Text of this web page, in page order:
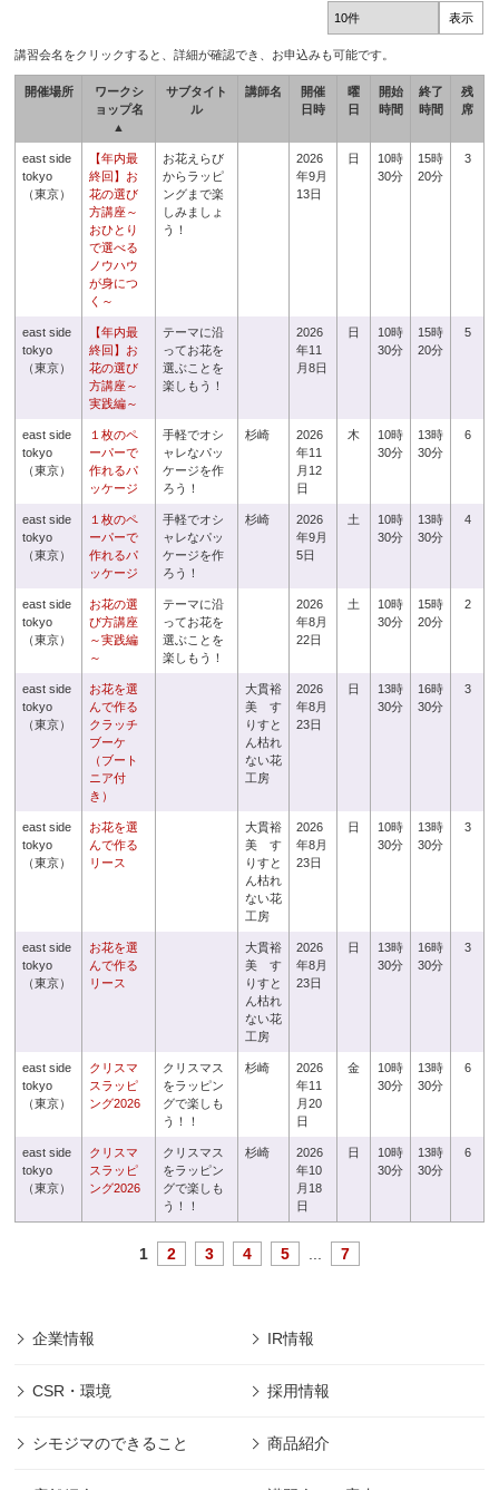
講習会名をクリックすると、詳細が確認でき、お申込みも可能です。
開催場所
ワークシ
ョップ名
▲
サブタイト
ル
講師名
開催
日時
曜
日
開始
時間
終了
時間
残
席
east side
tokyo
（東京）
【年内最
終回】お
花の選び
方講座～
おひとり
で選べる
ノウハウ
が身につ
く～
お花えらび
からラッピ
ングまで楽
しみましょ
う！
2026
年9月
13日
日
10時
30分
15時
20分
3
east side
tokyo
（東京）
【年内最
終回】お
花の選び
方講座～
実践編～
テーマに沿
ってお花を
選ぶことを
楽しもう！
2026
年11
月8日
日
10時
30分
15時
20分
5
east side
tokyo
（東京）
１枚のペ
ーパーで
作れるパ
ッケージ
手軽でオシ
ャレなパッ
ケージを作
ろう！
杉崎
2026
年11
月12
日
木
10時
30分
13時
30分
6
east side
tokyo
（東京）
１枚のペ
ーパーで
作れるパ
ッケージ
手軽でオシ
ャレなパッ
ケージを作
ろう！
杉崎
2026
年9月
5日
土
10時
30分
13時
30分
4
east side
tokyo
（東京）
お花の選
び方講座
～実践編
～
テーマに沿
ってお花を
選ぶことを
楽しもう！
2026
年8月
22日
土
10時
30分
15時
20分
2
east side
tokyo
（東京）
お花を選
んで作る
クラッチ
ブーケ
（ブート
ニア付
き）
大貫裕
美 す
りすと
ん枯れ
ない花
工房
2026
年8月
23日
日
13時
30分
16時
30分
3
east side
tokyo
（東京）
お花を選
んで作る
リース
大貫裕
美 す
りすと
ん枯れ
ない花
工房
2026
年8月
23日
日
10時
30分
13時
30分
3
east side
tokyo
（東京）
お花を選
んで作る
リース
大貫裕
美 す
りすと
ん枯れ
ない花
工房
2026
年8月
23日
日
13時
30分
16時
30分
3
east side
tokyo
（東京）
クリスマ
スラッピ
ング2026
クリスマス
をラッピン
グで楽しも
う！！
杉崎
2026
年11
月20
日
金
10時
30分
13時
30分
6
east side
tokyo
（東京）
クリスマ
スラッピ
ング2026
クリスマス
をラッピン
グで楽しも
う！！
杉崎
2026
年10
月18
日
日
10時
30分
13時
30分
6
1 2 3 4 5 7
企業情報 IR情報
CSR・環境 採用情報
シモジマのできること 商品紹介